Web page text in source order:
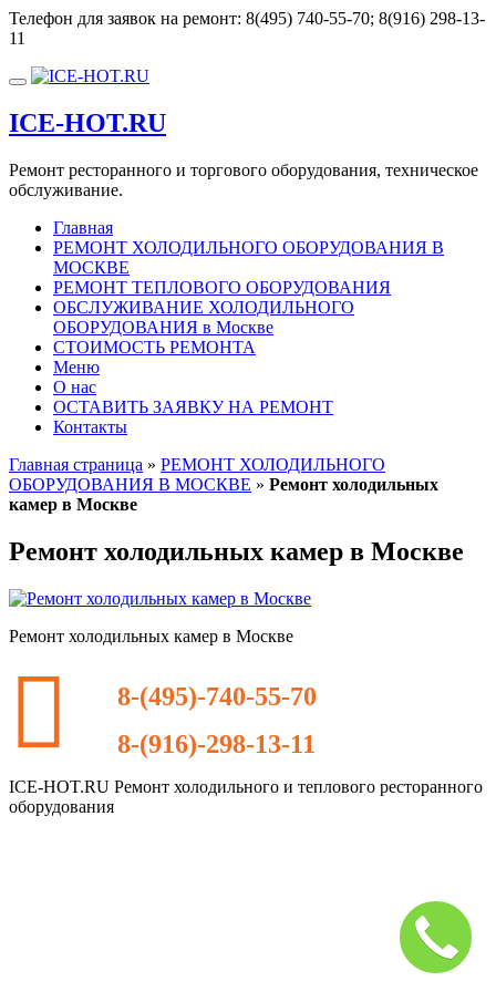
Перейти
к
Телефон для заявок на ремонт: 8(495) 740-55-70; 8(916) 298-13-
11
Показать/
навигацию
ICE-HOT.RU
Ремонт ресторанного и торгового оборудования, техническое
обслуживание.
Главная
РЕМОНТ ХОЛОДИЛЬНОГО ОБОРУДОВАНИЯ В
МОСКВЕ
РЕМОНТ ТЕПЛОВОГО ОБОРУДОВАНИЯ
ОБСЛУЖИВАНИЕ ХОЛОДИЛЬНОГО
ОБОРУДОВАНИЯ в Москве
СТОИМОСТЬ РЕМОНТА
Меню
О нас
ОСТАВИТЬ ЗАЯВКУ НА РЕМОНТ
Контакты
Главная страница » РЕМОНТ ХОЛОДИЛЬНОГО
ОБОРУДОВАНИЯ В МОСКВЕ » Ремонт холодильных
камер в Москве
Ремонт холодильных камер в Москве
Ремонт холодильных камер в Москве
8-(495)-740-55-70
8-(916)-298-13-11
ICE-HOT.RU Ремонт холодильного и теплового ресторанного
оборудования